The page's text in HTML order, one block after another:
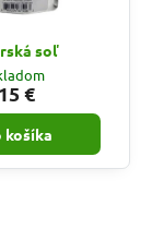
soľ
15 €
košíka